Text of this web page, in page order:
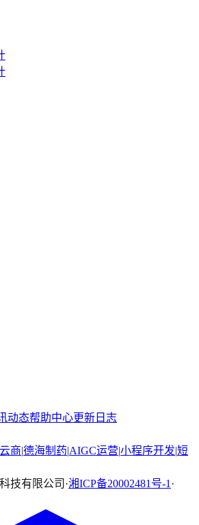
动态帮助中心更新日志
商|德海制药|AIGC运营|小程序开发|短
技有限公司 ·湘ICP备20002481号-1·